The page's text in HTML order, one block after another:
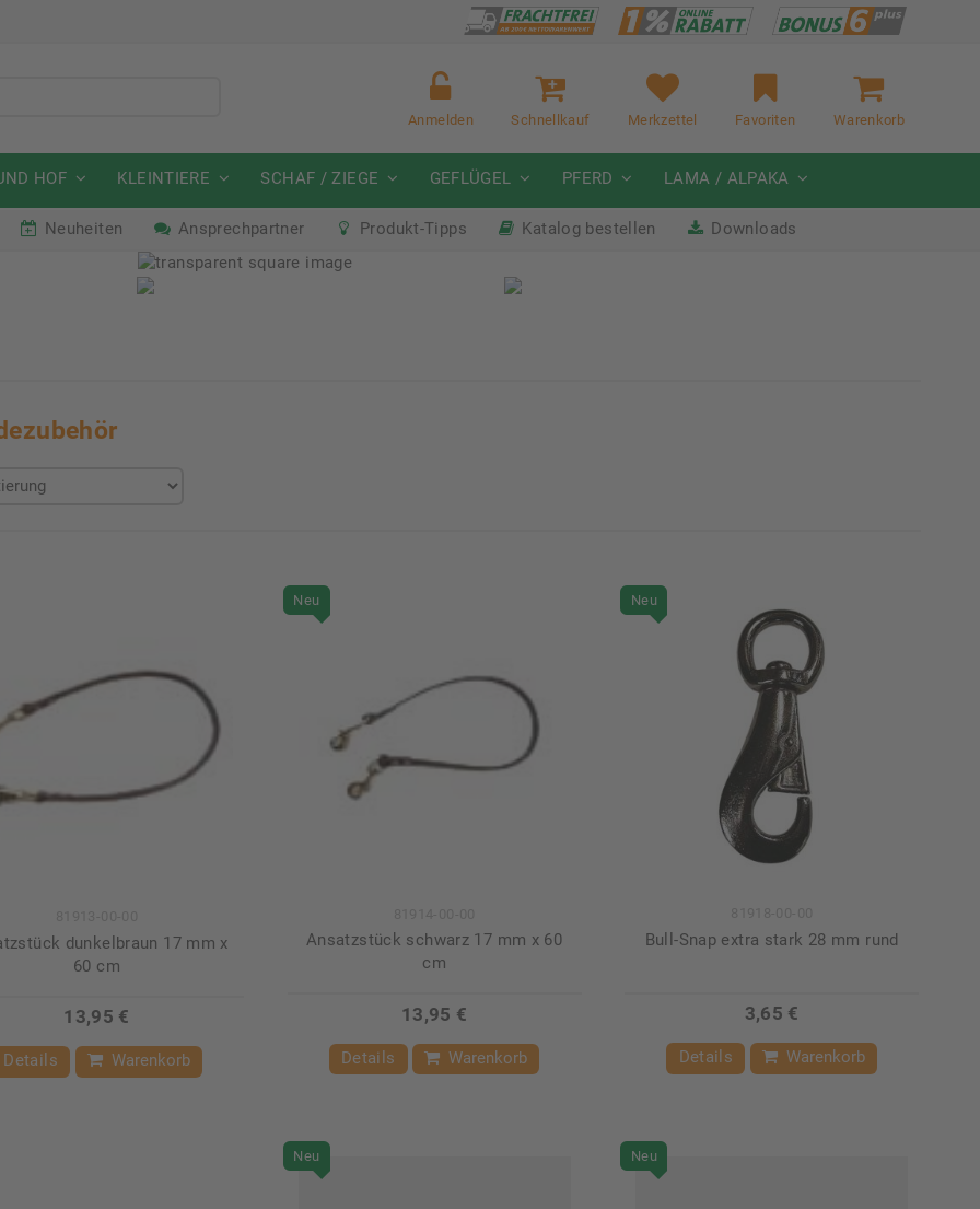
Anmelden Schnellkauf Merkzettel Favoriten Warenkorb
HOF KLEINTIERE SCHAF / ZIEGE GEFLÜGEL PFERD LAMA / ALPAKA
Neuheiten Ansprechpartner Produkt-Tipps Katalog bestellen Downloads
dunkelbraun 17 mm x
60 cm
13,95 €
Details Warenkorb
Ansatzstück schwarz 17 mm x 60
cm
13,95 €
Neu
Details Warenkorb
Bull-Snap extra stark 28 mm rund
3,65 €
Neu
Details Warenkorb
Neu Neu